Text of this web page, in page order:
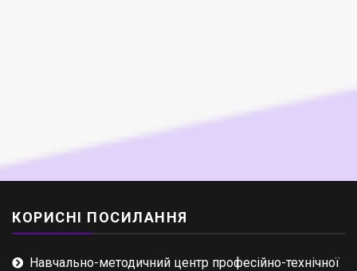
КОРИСНІ ПОСИЛАННЯ
Навчально-методичний центр професійно-технічної